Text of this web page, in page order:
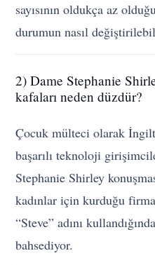
sayısının oldukça az
durumun nasıl
2) Dame Stephanie
kafaları neden düzdür?
Çocuk mülteci olarak
başarılı teknoloji
Stephanie Shirley
kadınlar için kurduğu
“Steve” adını
bahsediyor.